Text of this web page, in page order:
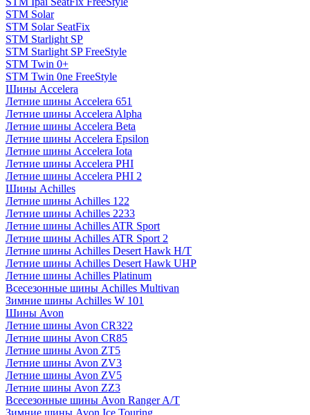
STM Solar
STM Solar SeatFix
STM Starlight SP
STM Starlight SP FreeStyle
STM Twin 0+
STM Twin 0ne FreeStyle
Шины Accelera
Летние шины Accelera 651
Летние шины Accelera Alpha
Летние шины Accelera Beta
Летние шины Accelera Epsilon
Летние шины Accelera Iota
Летние шины Accelera PHI
Летние шины Accelera PHI 2
Шины Achilles
Летние шины Achilles 122
Летние шины Achilles 2233
Летние шины Achilles ATR Sport
Летние шины Achilles ATR Sport 2
Летние шины Achilles Desert Hawk H/T
Летние шины Achilles Desert Hawk UHP
Летние шины Achilles Platinum
Всесезонные шины Achilles Multivan
Зимние шины Achilles W 101
Шины Avon
Летние шины Avon CR322
Летние шины Avon CR85
Летние шины Avon ZT5
Летние шины Avon ZV3
Летние шины Avon ZV5
Летние шины Avon ZZ3
Всесезонные шины Avon Ranger A/T
Зимние шины Avon Ice Touring